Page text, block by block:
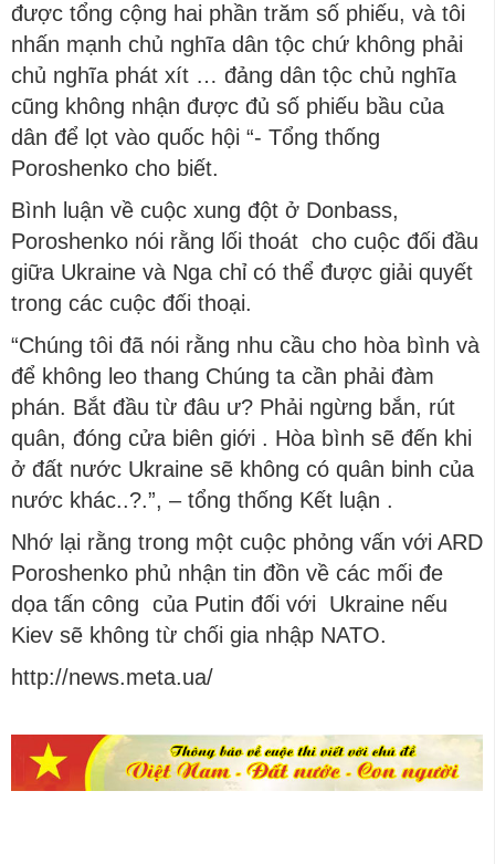
được tổng cộng hai phần trăm số phiếu, và tôi
nhấn mạnh chủ nghĩa dân tộc chứ không phải
chủ nghĩa phát xít … đảng dân tộc chủ nghĩa
cũng không nhận được đủ số phiếu bầu của
dân để lọt vào quốc hội “- Tổng thống
Poroshenko cho biết.
Bình luận về cuộc xung đột ở Donbass,
Poroshenko nói rằng lối thoát cho cuộc đối đầu
giữa Ukraine và Nga chỉ có thể được giải quyết
trong các cuộc đối thoại.
“Chúng tôi đã nói rằng nhu cầu cho hòa bình và
để không leo thang Chúng ta cần phải đàm
phán. Bắt đầu từ đâu ư? Phải ngừng bắn, rút
quân, đóng cửa biên giới . Hòa bình sẽ đến khi
ở đất nước Ukraine sẽ không có quân binh của
nước khác..?.”, – tổng thống Kết luận .
Nhớ lại rằng trong một cuộc phỏng vấn với ARD
Poroshenko phủ nhận tin đồn về các mối đe
dọa tấn công của Putin đối với Ukraine nếu
Kiev sẽ không từ chối gia nhập NATO.
http://news.meta.ua/